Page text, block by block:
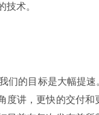
技术。
们的目标是大幅提
度讲，更快的交付